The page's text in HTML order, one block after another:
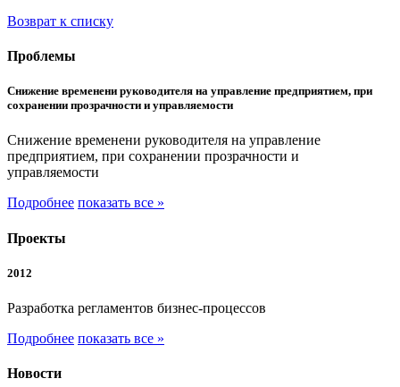
Возврат к списку
Проблемы
Снижение временени руководителя на управление предприятием, при
сохранении прозрачности и управляемости
Снижение временени руководителя на управление
предприятием, при сохранении прозрачности и
управляемости
Подробнее показать все »
Проекты
2012
Разработка регламентов бизнес-процессов
Подробнее показать все »
Новости